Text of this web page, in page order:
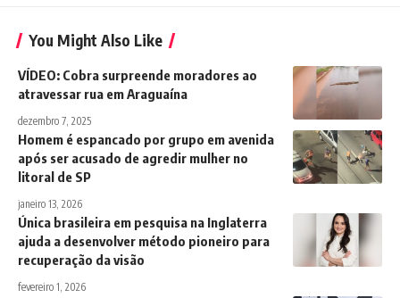
You Might Also Like
VÍDEO: Cobra surpreende moradores ao
atravessar rua em Araguaína
dezembro 7, 2025
Homem é espancado por grupo em avenida
após ser acusado de agredir mulher no
litoral de SP
janeiro 13, 2026
Única brasileira em pesquisa na Inglaterra
ajuda a desenvolver método pioneiro para
recuperação da visão
fevereiro 1, 2026